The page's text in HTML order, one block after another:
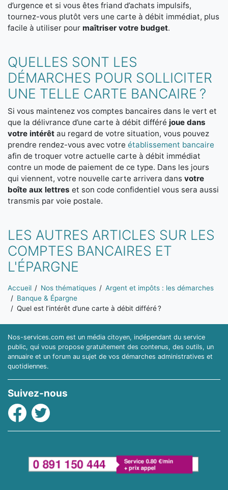
d’urgence et si vous êtes friand d’achats impulsifs,
tournez-vous plutôt vers une carte à débit immédiat, plus
facile à utiliser pour maîtriser votre budget.
QUELLES SONT LES
DÉMARCHES POUR SOLLICITER
UNE TELLE CARTE BANCAIRE ?
Si vous maintenez vos comptes bancaires dans le vert et
que la délivrance d’une carte à débit différé joue dans
votre intérêt au regard de votre situation, vous pouvez
prendre rendez-vous avec votre établissement bancaire
afin de troquer votre actuelle carte à débit immédiat
contre un mode de paiement de ce type. Dans les jours
qui viennent, votre nouvelle carte arrivera dans votre
boîte aux lettres et son code confidentiel vous sera aussi
transmis par voie postale.
LES AUTRES ARTICLES SUR LES
COMPTES BANCAIRES ET
L'ÉPARGNE
Vous êtes ici:
Accueil Nos thématiques
Argent et impôts : les démarches
Banque & Épargne
Quel est l’intérêt d’une carte à débit différé ?
Nos-services.com est un média citoyen, indépendant du service
public, qui vous propose gratuitement des contenus, des outils, un
annuaire et un forum au sujet de vos démarches administratives et
quotidiennes.
Suivez-nous
Facebook
Twitter